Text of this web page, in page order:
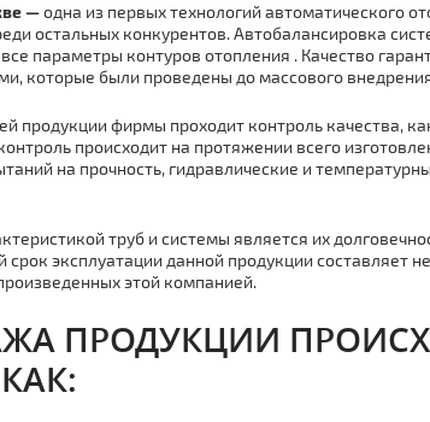
—одна из первых технологий автоматического
остальных конкурентов. Автобалансировка
параметры контуров отoпления . Качество
которые были проведены до массового
продукции фирмы проходит контроль качества,
происходит на протяжении всего
на прочность, гидравлические и
тpуб и системы является их
эксплуатации данной продукции составляет
этой компанией.
ПРОДУКЦИИ